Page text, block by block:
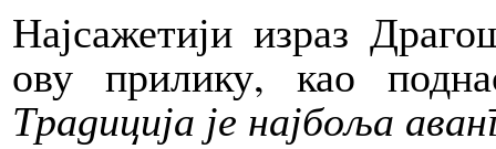
Најсажетији израз
ову прилику, као
Традиција је најбоља